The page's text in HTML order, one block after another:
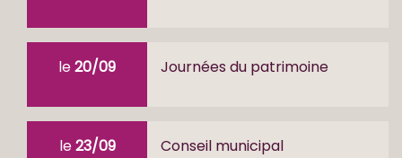
le20/09 Journées du patrimoine
le23/09 Conseil municipal